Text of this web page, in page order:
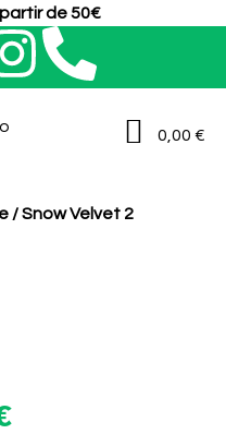
de 50€​
0,00€
/ Snow Velvet 2